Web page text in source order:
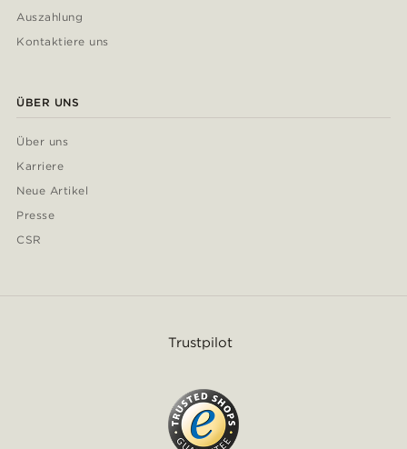
Auszahlung
Kontaktiere uns
ÜBER UNS
Über uns
Karriere
Neue Artikel
Presse
CSR
Trustpilot